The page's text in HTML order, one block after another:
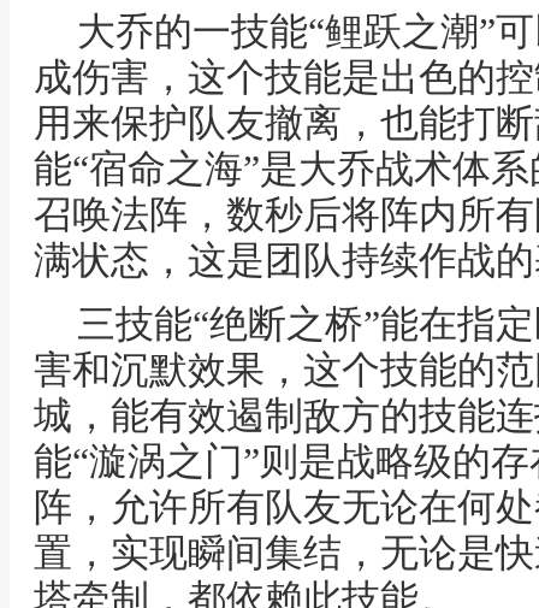
大乔的一技能“鲤跃之潮”
成伤害，这个技能是出色的
用来保护队友撤离，也能打
能“宿命之海”是大乔战术体
召唤法阵，数秒后将阵内所
满状态，这是团队持续作战
三技能“绝断之桥”能在指
害和沉默效果，这个技能的
城，能有效遏制敌方的技能
能“漩涡之门”则是战略级的
阵，允许所有队友无论在何
置，实现瞬间集结，无论是
塔牵制，都依赖此技能。